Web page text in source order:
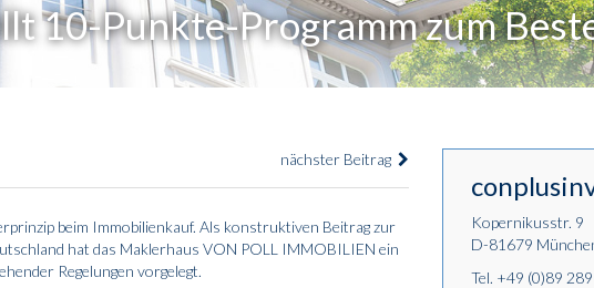
10-Punkte-Programm zum
nächster Beitrag
beim Immobilienkauf. Als konstruktiven Beitrag zur
hat das Maklerhaus VON POLL IMMOBILIEN ein
Regelungen vorgelegt.
Kopernikusstr. 9
D-81679
Tel. +49 (0)89